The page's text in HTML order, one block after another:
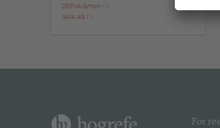
DEPVA GmbH
(1)
GAIA AG
(1)
For